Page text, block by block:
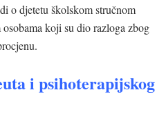
o djetetu školskom stručnom
koji su dio razloga zbog
i psihoterapijskog